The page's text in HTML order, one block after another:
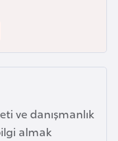
ve danışmanlık
almak